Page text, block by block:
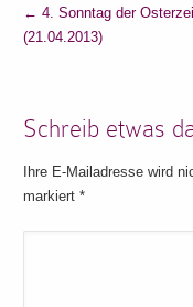
← 4. Sonntag der
(21.04.2013)
Schreib etwas
Ihre E-Mailadresse wird
markiert*